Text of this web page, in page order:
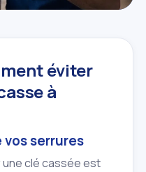
éviter
à
serrures
une clé cassée est